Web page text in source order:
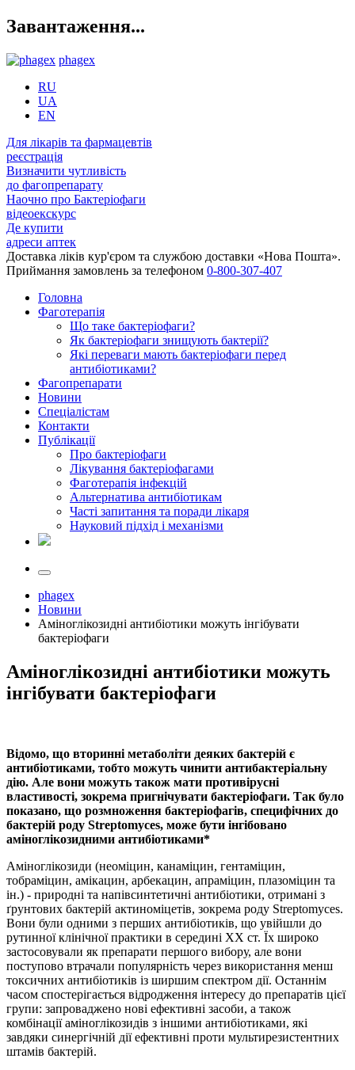
Завантаження...
phagex
RU
UA
EN
Для лікарів та фармацевтів
реєстрація
Визначити чутливість
до фагопрепарату
Наочно про Бактеріофаги
відеоекскурс
Де купити
адреси аптек
Доставка ліків кур'єром та службою доставки «Нова Пошта».
Приймання замовлень за телефоном 0-800-307-407
Головна
Фаготерапія
Що таке бактеріофаги?
Як бактеріофаги знищують бактерії?
Які переваги мають бактеріофаги перед
антибіотиками?
Фагопрепарати
Новини
Спеціалістам
Контакти
Публікації
Про бактеріофаги
Лікування бактеріофагами
Фаготерапія інфекцій
Альтернатива антибіотикам
Часті запитання та поради лікаря
Науковий підхід і механізми
phagex
Новини
Аміноглікозидні антибіотики можуть інгібувати
бактеріофаги
Аміноглікозидні антибіотики можуть
інгібувати бактеріофаги
Відомо, що вторинні метаболіти деяких бактерій є
антибіотиками, тобто можуть чинити антибактеріальну
дію. Але вони можуть також мати противірусні
властивості, зокрема пригнічувати бактеріофаги. Так було
показано, що розмноження бактеріофагів, специфічних до
бактерій роду Streptomyces, може бути інгібовано
аміноглікозидними антибіотиками*
Аміноглікозиди (неоміцин, канаміцин, гентаміцин,
тобраміцин, амікацин, арбекацин, апраміцин, плазоміцин та
ін.) - природні та напівсинтетичні антибіотики, отримані з
ґрунтових бактерій актиноміцетів, зокрема роду Streptomyces.
Вони були одними з перших антибіотиків, що увійшли до
рутинної клінічної практики в середині ХХ ст. Їх широко
застосовували як препарати першого вибору, але вони
поступово втрачали популярність через використання менш
токсичних антибіотиків із ширшим спектром дії. Останнім
часом спостерігається відродження інтересу до препаратів цієї
групи: запроваджено нові ефективні засоби, а також
комбінації аміноглікозидів з іншими антибіотиками, які
завдяки синергічній дії ефективні проти мультирезистентних
штамів бактерій.